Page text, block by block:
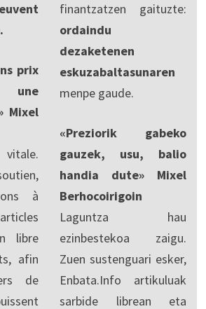
prix
une
Mixel
à
libre
afin
de
finantzatzen gaituzte:
ordaindu
dezaketenen
eskuzabaltasunaren
menpe gaude.
«Preziorik gabeko
gauzek, usu, balio
handia dute» Mixel
Berhocoirigoin
Laguntza hau
ezinbestekoa zaigu.
Zuen sustenguari esker,
Enbata.Info artikuluak
sarbide librean eta